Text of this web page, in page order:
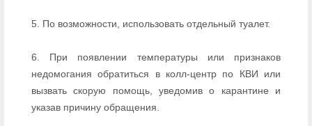
5. По возможности, использовать отдельный туалет.
6. При появлении температуры или признаков
недомогания обратиться в колл-центр по КВИ или
вызвать скорую помощь, уведомив о карантине и
указав причину обращения.